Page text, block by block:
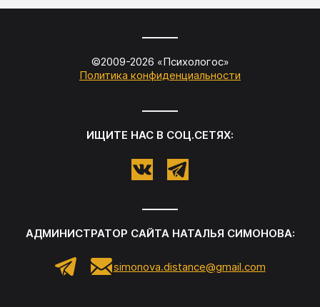
©2009-2026 «Психологос»
Политика конфиденциальности
ИЩИТЕ НАС В СОЦ.СЕТЯХ:
АДМИНИСТРАТОР САЙТА НАТАЛЬЯ СИМОНОВА:
simonova.distance@gmail.com